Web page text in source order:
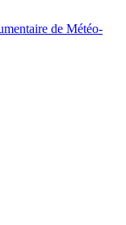
de Météo-